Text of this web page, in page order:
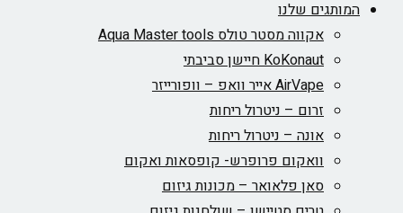
המותגים שלנו
אקווה מסטר טולס Aqua Master tools
KoKonaut חיישן סביבתי
AirVape אייר וואפ – וופורייזר
זרום – ניטרול ריחות
אונה – ניטרול ריחות
וואקום פרופרש- קופסאות ואקום
סאן פלאואר – מכונות גיזום